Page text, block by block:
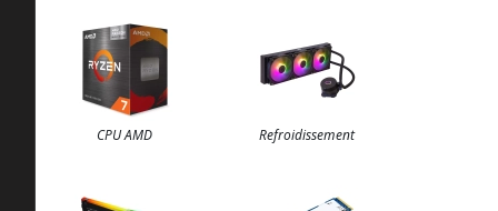
CPU AMD Refroidissement